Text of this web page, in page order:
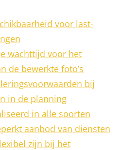
voor last-
wachttijd voor het
de bewerkte foto’s
bij
in de planning
in alle soorten
aanbod van diensten
zijn bij het